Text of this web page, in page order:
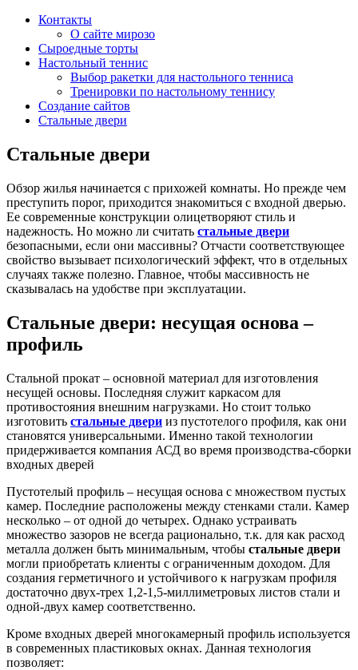
Контакты
О сайте мирозо
Сыроедные торты
Настольный теннис
Выбор ракетки для настольного тенниса
Тренировки по настольному теннису
Создание сайтов
Стальные двери
Стальные двери
Обзор жилья начинается с прихожей комнаты. Но прежде чем
преступить порог, приходится знакомиться с входной дверью.
Ее современные конструкции олицетворяют стиль и
надежность. Но можно ли считать стальные двери
безопасными, если они массивны? Отчасти соответствующее
свойство вызывает психологический эффект, что в отдельных
случаях также полезно. Главное, чтобы массивность не
сказывалась на удобстве при эксплуатации.
Стальные двери: несущая основа –
профиль
Стальной прокат – основной материал для изготовления
несущей основы. Последняя служит каркасом для
противостояния внешним нагрузками. Но стоит только
изготовить стальные двери из пустотелого профиля, как они
становятся универсальными. Именно такой технологии
придерживается компания АСД во время производства-сборки
входных дверей
Пустотелый профиль – несущая основа с множеством пустых
камер. Последние расположены между стенками стали. Камер
несколько – от одной до четырех. Однако устраивать
множество зазоров не всегда рационально, т.к. для как расход
металла должен быть минимальным, чтобы стальные двери
могли приобретать клиенты с ограниченным доходом. Для
создания герметичного и устойчивого к нагрузкам профиля
достаточно двух-трех 1,2-1,5-миллиметровых листов стали и
одной-двух камер соответственно.
Кроме входных дверей многокамерный профиль используется
в современных пластиковых окнах. Данная технология
позволяет: